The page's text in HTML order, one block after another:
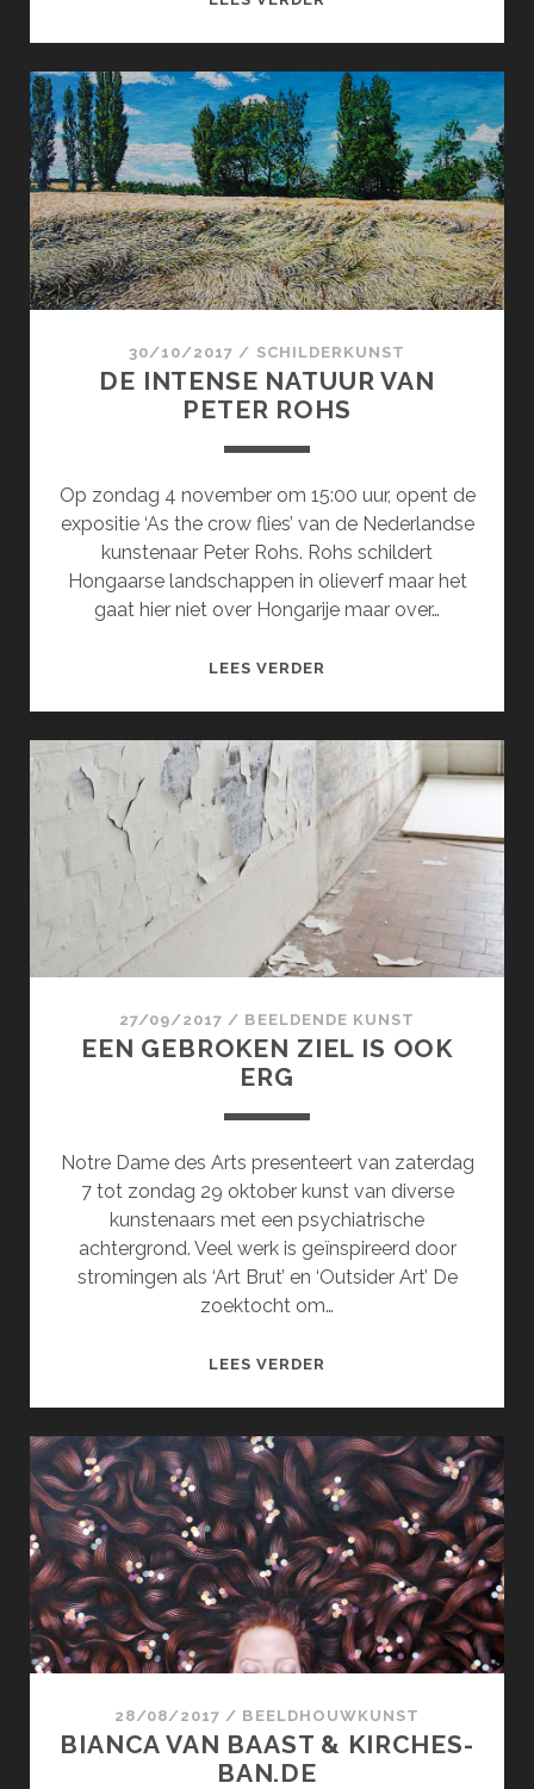
30/10/2017 / SCHILDERKUNST
DE INTENSE NATUUR VAN
PETER ROHS
Op zondag 4 november om 15:00 uur, opent de
expositie ‘As the crow flies’ van de Nederlandse
kunstenaar Peter Rohs. Rohs schildert
Hongaarse landschappen in olieverf maar het
gaat hier niet over Hongarije maar over…
LEES VERDER
VAN
PETER
ROHS
27/09/2017 / BEELDENDE KUNST
EEN GEBROKEN ZIEL IS OOK
ERG
Notre Dame des Arts presenteert van zaterdag
7 tot zondag 29 oktober kunst van diverse
kunstenaars met een psychiatrische
achtergrond. Veel werk is geïnspireerd door
stromingen als ‘Art Brut’ en ‘Outsider Art’ De
zoektocht om…
LEES VERDER
IS
OOK
ERG
28/08/2017 / BEELDHOUWKUNST
BIANCA VAN BAAST & KIRCHES-
BAN.DE